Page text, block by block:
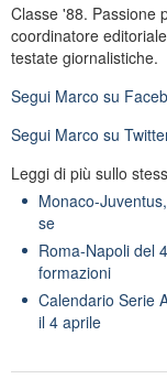
Classe '88. Passione
coordinatore
testate giornalistiche.
Segui Marco su
Segui Marco su
Leggi di più sullo
Monaco-
se
Roma-Napoli del
formazioni
Calendario Serie
il 4 aprile